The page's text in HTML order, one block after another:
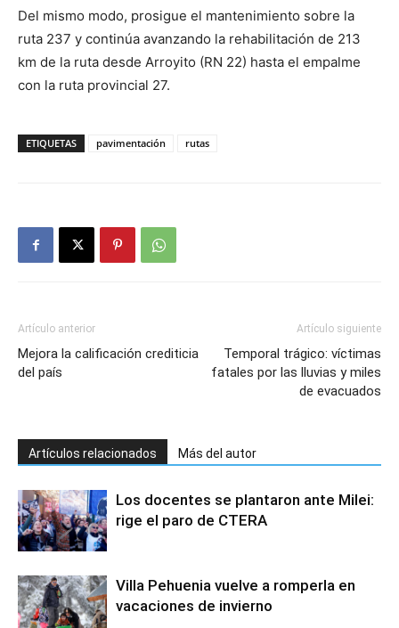
Del mismo modo, prosigue el mantenimiento sobre la
ruta 237 y continúa avanzando la rehabilitación de 213
km de la ruta desde Arroyito (RN 22) hasta el empalme
con la ruta provincial 27.
ETIQUETAS pavimentación rutas
Artículo anterior
Mejora la calificación crediticia
del país
Artículo siguiente
Temporal trágico: víctimas
fatales por las lluvias y miles
de evacuados
Artículos relacionados Más del autor
Los docentes se plantaron ante Milei:
rige el paro de CTERA
Villa Pehuenia vuelve a romperla en
vacaciones de invierno